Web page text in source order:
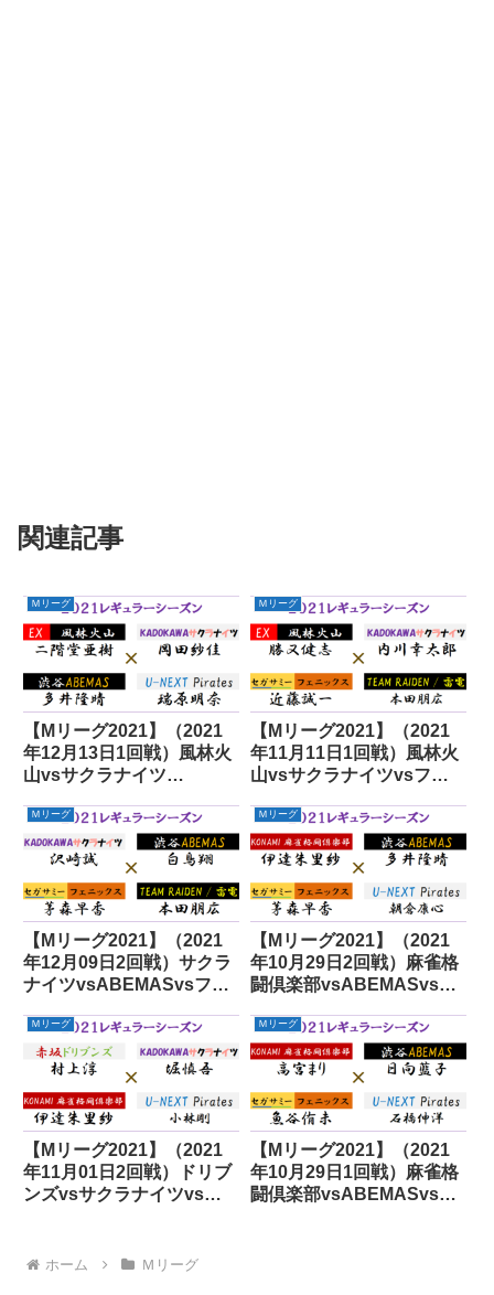
関連記事
Ｍリーグ
【Mリーグ2021】（2021
年12月13日1回戦）風林火
山vsサクラナイツ
Ｍリーグ
【Mリーグ2021】（2021
年11月11日1回戦）風林火
山vsサクラナイツvsフェ
Ｍリーグ
【Mリーグ2021】（2021
年12月09日2回戦）サクラ
ナイツvsABEMASvsフェ
Ｍリーグ
【Mリーグ2021】（2021
年10月29日2回戦）麻雀格
闘倶楽部vsABEMASvsフ
Ｍリーグ
【Mリーグ2021】（2021
年11月01日2回戦）ドリブ
ンズvsサクラナイツvs麻
Ｍリーグ
【Mリーグ2021】（2021
年10月29日1回戦）麻雀格
闘倶楽部vsABEMASvsフ
ホーム Ｍリーグ